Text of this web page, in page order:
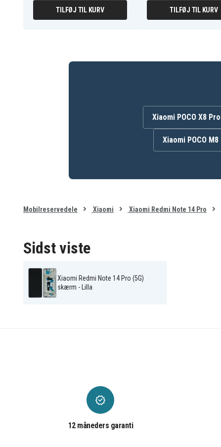
TILFØJ TIL KURV TILFØJ TIL KURV
Xiaomi POCO X8 Pro
Xiaomi POCO M8
Mobilreservedele Xiaomi Xiaomi Redmi Note 14 Pro
Sidst viste
Xiaomi Redmi Note 14 Pro (5G)
skærm - Lilla
12 måneders garanti